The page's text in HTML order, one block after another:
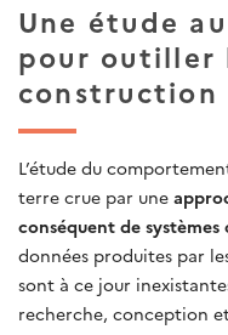
Une étude
pour outiller
construction
L’étude du
terre crue par une
conséquent de
données produites par
sont à ce jour
recherche, conception